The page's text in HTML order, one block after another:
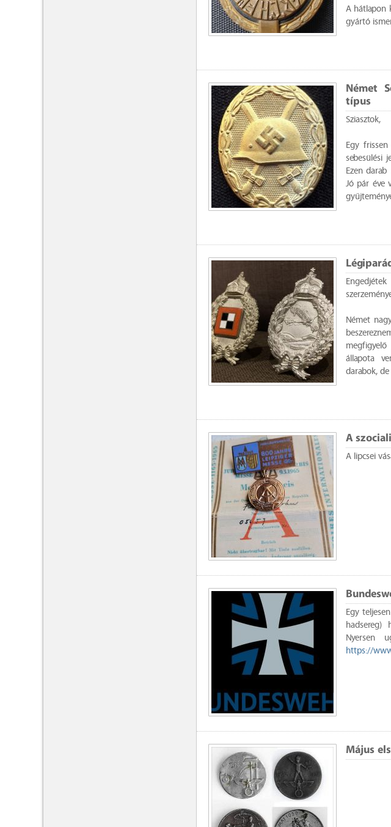
A hátlapon
gyártó
Német
típus
Sziasztok,
Egy
sebesülési
Ezen darab
Jó pár éve
Német
állapota
darabok,
A
A lipcsei
Egy
hadsereg)
Nyersen
https://
Május